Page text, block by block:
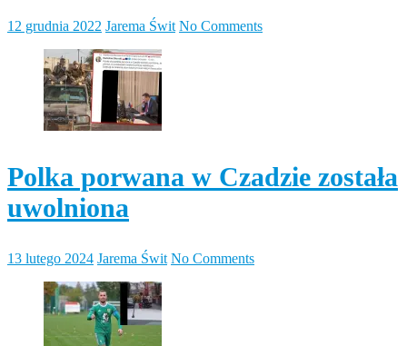
12 grudnia 2022 Jarema Świt No Comments
Polka porwana w Czadzie została
uwolniona
13 lutego 2024 Jarema Świt No Comments